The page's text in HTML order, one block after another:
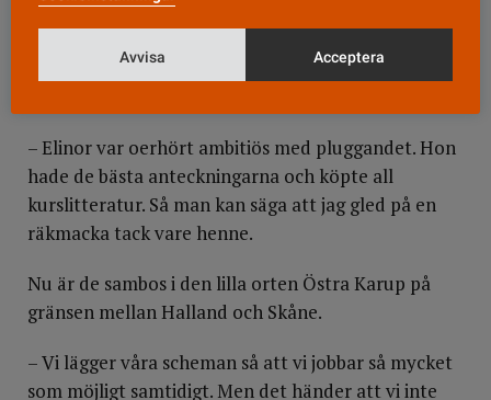
Han hade lägenhet i Halmstad, medan Elinor
För att minska restiden började hon sova över hos
– Elinor var oerhört ambitiös med pluggandet. Hon
hade de bästa anteckningarna och köpte all
kurslitteratur. Så man kan säga att jag gled på en
räkmacka tack vare henne.
Nu är de sambos i den lilla orten Östra Karup på
gränsen mellan Halland och Skåne.
– Vi lägger våra scheman så att vi jobbar så mycket
som möjligt samtidigt. Men det händer att vi inte
Avvisa Acceptera